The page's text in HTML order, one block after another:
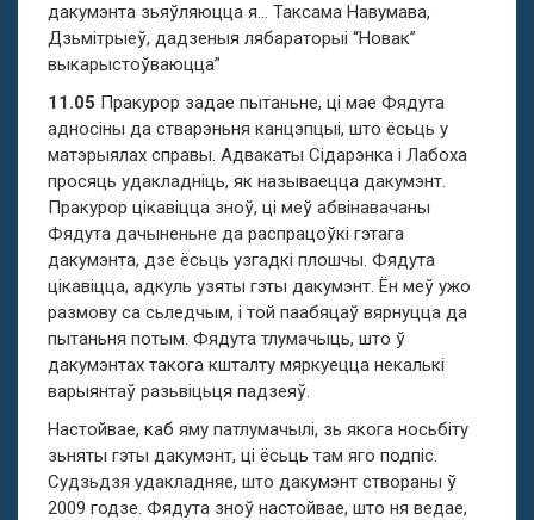
дакумэнта зьяўляюцца я… Таксама Навумава,
Дзьмітрыеў, дадзеныя лябараторыі “Новак”
выкарыстоўваюцца”
11.05 Пракурор задае пытаньне, ці мае Фядута
адносіны да стварэньня канцэпцыі, што ёсьць у
матэрыялах справы. Адвакаты Сідарэнка і Лабоха
просяць удакладніць, як называецца дакумэнт.
Пракурор цікавіцца зноў, ці меў абвінавачаны
Фядута дачыненьне да распрацоўкі гэтага
дакумэнта, дзе ёсьць узгадкі плошчы. Фядута
цікавіцца, адкуль узяты гэты дакумэнт. Ён меў ужо
размову са сьледчым, і той паабяцаў вярнуцца да
пытаньня потым. Фядута тлумачыць, што ў
дакумэнтах такога кшталту мяркуецца некалькі
варыянтаў разьвіцьця падзеяў.
Настойвае, каб яму патлумачылі, зь якога носьбіту
зьняты гэты дакумэнт, ці ёсьць там яго подпіс.
Судзьдзя удакладняе, што дакумэнт створаны ў
2009 годзе. Фядута зноў настойвае, што ня ведае,